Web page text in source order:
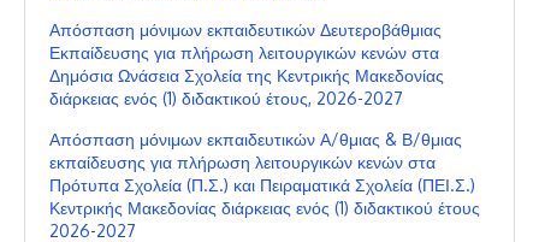
Απόσπαση μόνιμων εκπαιδευτικών Δευτεροβάθμιας
Εκπαίδευσης για πλήρωση λειτουργικών κενών στα
Δημόσια Ωνάσεια Σχολεία της Κεντρικής Μακεδονίας
διάρκειας ενός (1) διδακτικού έτους, 2026-2027
Απόσπαση μόνιμων εκπαιδευτικών Α/θμιας & Β/θμιας
εκπαίδευσης για πλήρωση λειτουργικών κενών στα
Πρότυπα Σχολεία (Π.Σ.) και Πειραματικά Σχολεία (ΠΕΙ.Σ.)
Κεντρικής Μακεδονίας διάρκειας ενός (1) διδακτικού έτους
2026-2027